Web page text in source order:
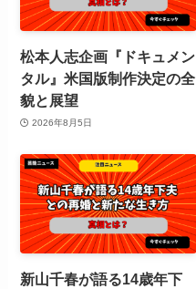
松本人志企画『ドキュメン
タル』米国版制作決定の全
貌と展望
2026年8月5日
新山千春が語る14歳年下